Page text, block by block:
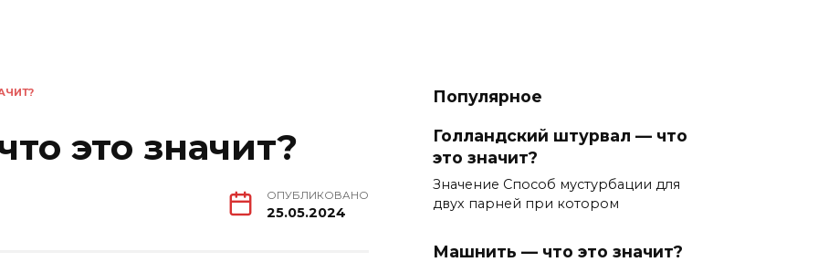
это значит?
ОПУБЛИКОВАНО
25.05.2024
Популярное
Голландский штурвал — что
это значит?
Значение Способ мустурбации для
двух парней при котором
Машнить — что это значит?